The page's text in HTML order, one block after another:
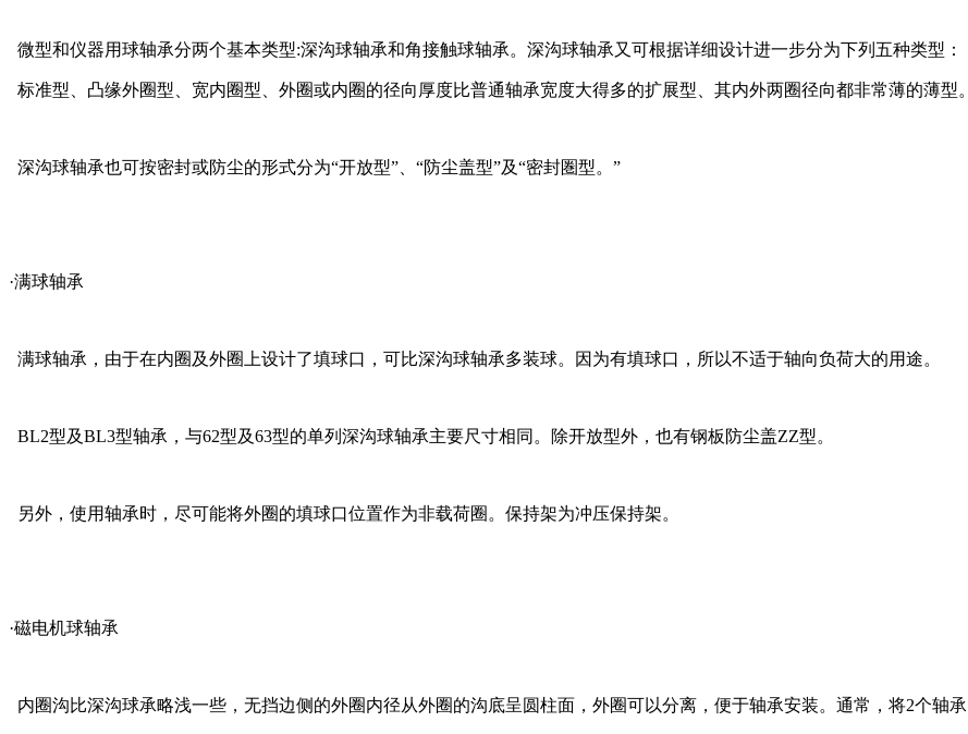
微型和仪器用球轴承分两个基本类型:深沟球轴承和角接触球轴承。深沟球轴承又可根据详细设计进一步分为下列五种类型：
标准型、凸缘外圈型、宽内圈型、外圈或内圈的径向厚度比普通轴承宽度大得多的扩展型、其内外两圈径向都非常薄的薄型。
深沟球轴承也可按密封或防尘的形式分为“开放型”、“防尘盖型”及“密封圏型。”
·满球轴承
满球轴承，由于在内圈及外圈上设计了填球口，可比深沟球轴承多装球。因为有填球口，所以不适于轴向负荷大的用途。
BL2型及BL3型轴承，与62型及63型的单列深沟球轴承主要尺寸相同。除开放型外，也有钢板防尘盖ZZ型。
另外，使用轴承时，尽可能将外圈的填球口位置作为非载荷圈。保持架为冲压保持架。
·磁电机球轴承
内圈沟比深沟球承略浅一些，无挡边侧的外圈内径从外圈的沟底呈圆柱面，外圈可以分离，便于轴承安装。通常，将2个轴承